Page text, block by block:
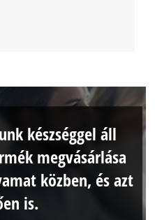
készséggel áll
megvásárlása
közben, és azt
is.